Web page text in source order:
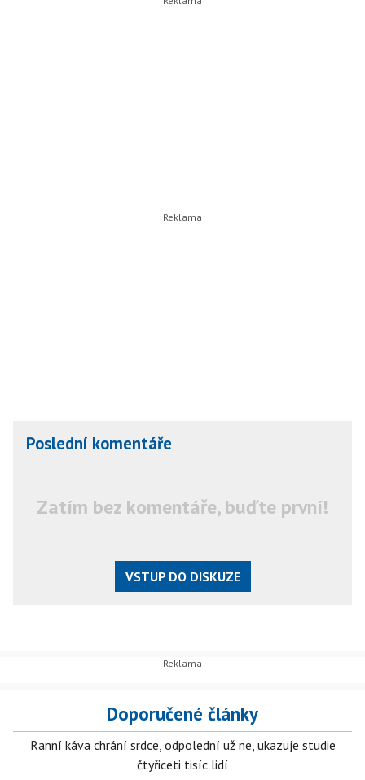
Poslední komentáře
Zatím bez komentáře, buďte první!
VSTUP DO DISKUZE
Doporučené články
Ranní káva chrání srdce, odpolední už ne, ukazuje studie
čtyřiceti tisíc lidí